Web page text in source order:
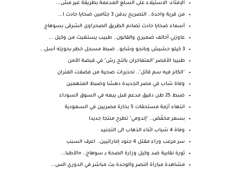
الإفتاء: الاستيلاء على السلع المدعمة بطريقة غير مش...
من قرية واحدة.. التصريح بدفن 3 جثامين ضحايا حادث ا...
أسماء ضحايا حادث تصادم الطريق الصحراوى الشرقى بسوهاج
عاوزني أخالف ضميري والقانون.. طبيب يستغيث من وكيل ...
3 كيلو حشيش وبانجو وشابو.. ضبط مسجل خطر بحوزته أسل...
طبيبا الأقصر "المتفاخران بالتح.رش" في قبضة الأمن
"الكانز فيه سم قاتل".. تحذيرات صحية من فضلات الفئران
وفاة شاب في مصر الجديدة دهسًا وضبط المتهمين
ضبط 25 طن دقيق مدعم قبل بيعه في السوق السوداء
انتهاء أزمة مستحقات 5 بحارة مصريين في السعودية
بسعر مخفّض.. "إندومي" تطرح منتجا جديدا
وفاة 4 شباب اثناء الذهاب الى التجنيد
سر مرعب وراء مقتل 4 جنود إماراتيين.. اعرف السبب
ثورة نقابية ضد وكيل وزارة الصحة بـ سوهاج.. «الأطبا...
مشاهدة مباراة النصر والوحدة بث مباشر في الدوري الس...